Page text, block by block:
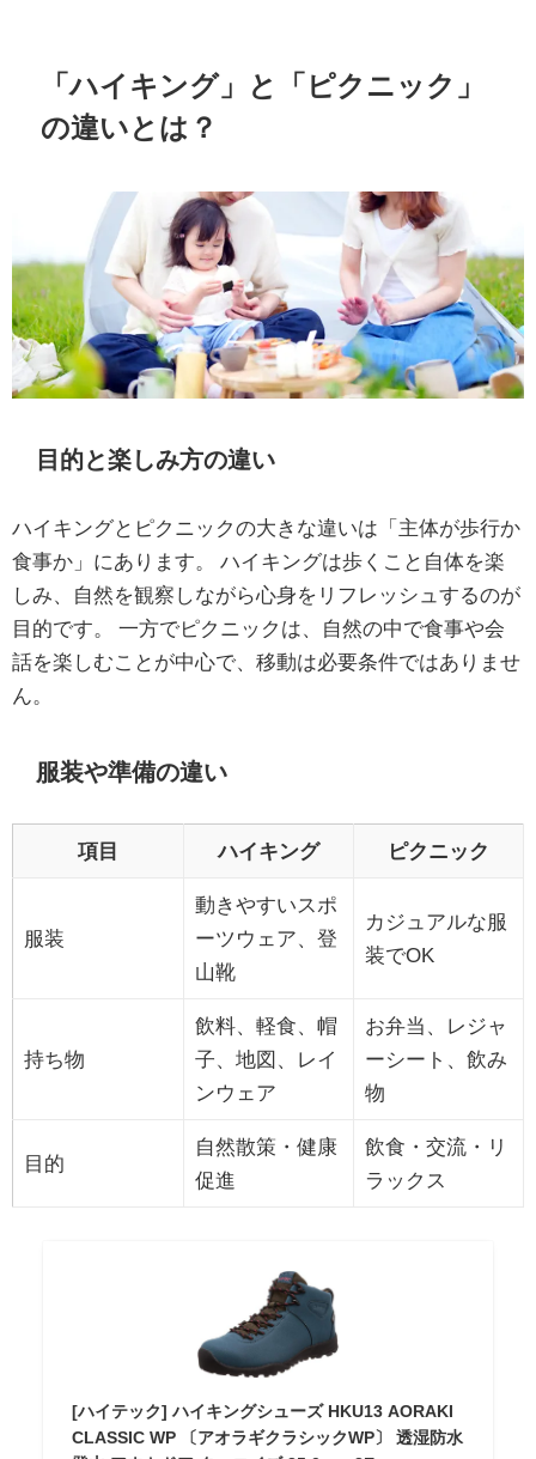
「ハイキング」と「ピクニック」
の違いとは？
目的と楽しみ方の違い
ハイキングとピクニックの大きな違いは「主体が歩行か
食事か」にあります。 ハイキングは歩くこと自体を楽
しみ、自然を観察しながら心身をリフレッシュするのが
目的です。 一方でピクニックは、自然の中で食事や会
話を楽しむことが中心で、移動は必要条件ではありませ
ん。
服装や準備の違い
項目 ハイキング ピクニック
服装
動きやすいスポ
ーツウェア、登
山靴
カジュアルな服
装でOK
持ち物
飲料、軽食、帽
子、地図、レイ
ンウェア
お弁当、レジャ
ーシート、飲み
物
目的
自然散策・健康
促進
飲食・交流・リ
ラックス
[ハイテック] ハイキングシューズ HKU13 AORAKI
CLASSIC WP 〔アオラギクラシックWP〕 透湿防水